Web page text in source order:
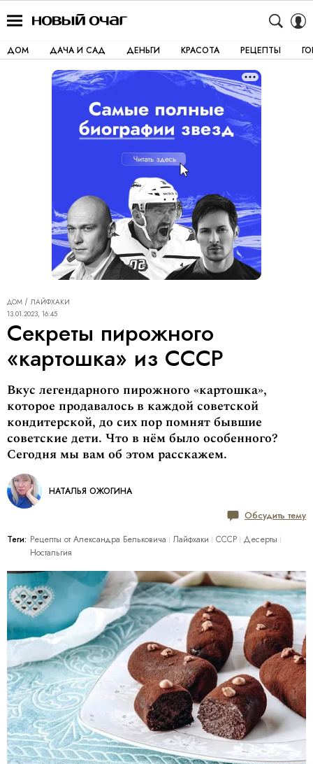
ДОМ ДАЧА И САД ДЕНЬГИ КРАСОТА РЕЦЕПТЫ
ДОМ
ЛАЙФХАКИ
13.01.2023, 16:45
Секреты пирожного
«картошка» из СССР
Вкус легендарного пирожного «картошка»,
которое продавалось в каждой советской
кондитерской, до сих пор помнят бывшие
советские дети. Что в нём было особенного?
Сегодня мы вам об этом расскажем.
НАТАЛЬЯ ОЖОГИНА
Обсудить тему
Теги: Рецепты от Александра Бельковича Лайфхаки СССР Десерты
Ностальгия